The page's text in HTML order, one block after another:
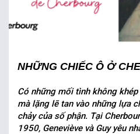
NHỮNG CHIẾC Ô Ở
Có những mối tình không
mà lặng lẽ tan vào những lựa
chảy của số phận. Tại
1950, Geneviève và Guy yêu